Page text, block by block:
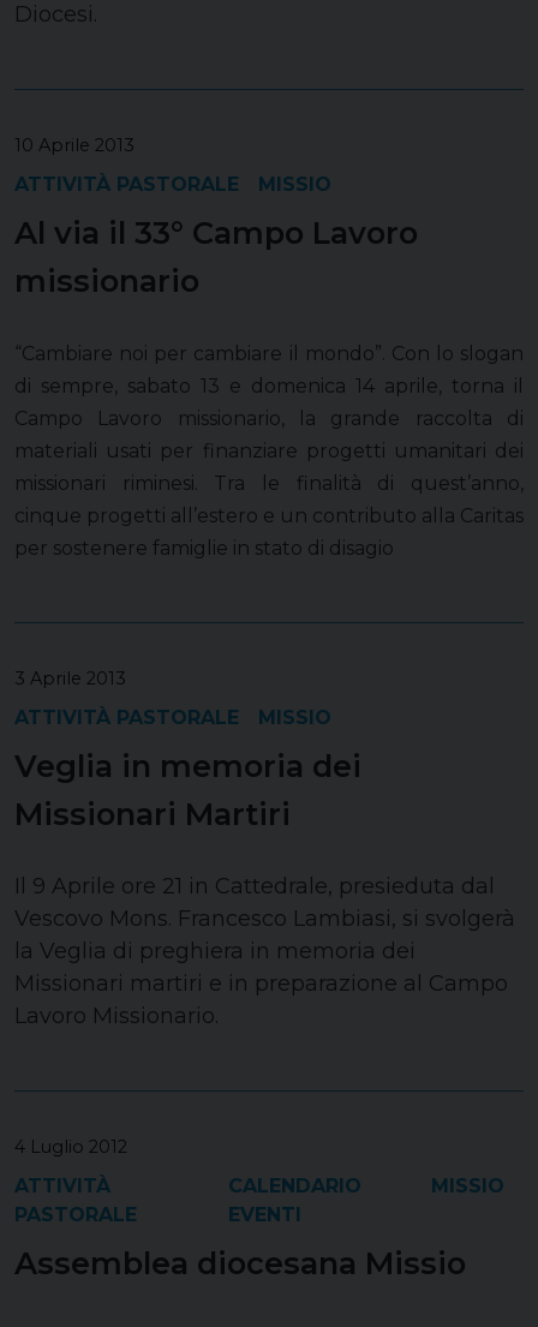
Diocesi.
10 Aprile 2013
ATTIVITÀ PASTORALE MISSIO
Al via il 33° Campo Lavoro
missionario
“Cambiare noi per cambiare il mondo”. Con lo slogan
di sempre, sabato 13 e domenica 14 aprile, torna il
Campo Lavoro missionario, la grande raccolta di
materiali usati per finanziare progetti umanitari dei
missionari riminesi. Tra le finalità di quest’anno,
cinque progetti all’estero e un contributo alla Caritas
per sostenere famiglie in stato di disagio
3 Aprile 2013
ATTIVITÀ PASTORALE MISSIO
Veglia in memoria dei
Missionari Martiri
Il 9 Aprile ore 21 in Cattedrale, presieduta dal
Vescovo Mons. Francesco Lambiasi, si svolgerà
la Veglia di preghiera in memoria dei
Missionari martiri e in preparazione al Campo
Lavoro Missionario.
4 Luglio 2012
ATTIVITÀ
PASTORALE
CALENDARIO
EVENTI
MISSIO
Assemblea diocesana Missio